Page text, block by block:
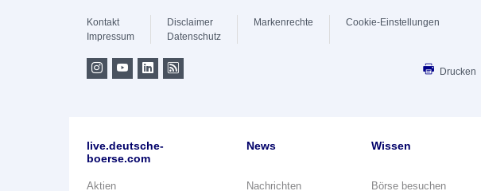
Kontakt
Impressum
Disclaimer
Datenschutz
Markenrechte Cookie-Einstellungen
Drucken
live.deutsche-
boerse.com
Aktien
News
Nachrichten
Wissen
Börse besuchen